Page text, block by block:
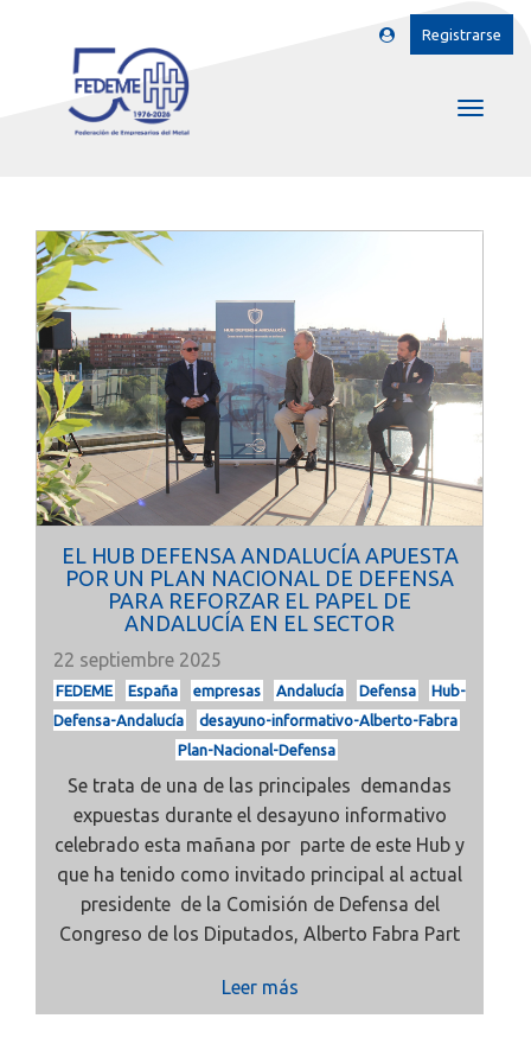
Registrarse
EL HUB DEFENSA ANDALUCÍA APUESTA
POR UN PLAN NACIONAL DE DEFENSA
PARA REFORZAR EL PAPEL DE
ANDALUCÍA EN EL SECTOR
22 septiembre 2025
FEDEME España empresas Andalucía Defensa
Hub-
Defensa-Andalucía
desayuno-informativo-Alberto-Fabra
Plan-Nacional-Defensa
Se trata de una de las principales demandas
expuestas durante el desayuno informativo
celebrado esta mañana por parte de este Hub y
que ha tenido como invitado principal al actual
presidente de la Comisión de Defensa del
Congreso de los Diputados, Alberto Fabra Part
Leer más